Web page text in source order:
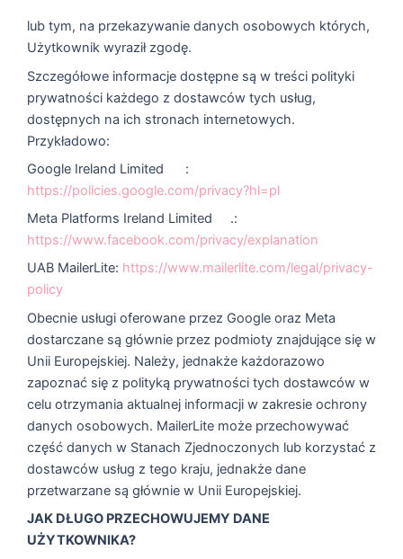
lub tym, na przekazywanie danych osobowych których,
Użytkownik wyraził zgodę.
Szczegółowe informacje dostępne są w treści polityki
prywatności każdego z dostawców tych usług,
dostępnych na ich stronach internetowych.
Przykładowo:
Google Ireland Limited
:
https://policies.google.com/privacy?hl=pl
Meta Platforms Ireland Limited
.:
https://www.facebook.com/privacy/explanation
UAB MailerLite: https://www.mailerlite.com/legal/privacy-
policy
Obecnie usługi oferowane przez Google oraz Meta
dostarczane są głównie przez podmioty znajdujące się w
Unii Europejskiej. Należy, jednakże każdorazowo
zapoznać się z polityką prywatności tych dostawców w
celu otrzymania aktualnej informacji w zakresie ochrony
danych osobowych. MailerLite może przechowywać
część danych w Stanach Zjednoczonych lub korzystać z
dostawców usług z tego kraju, jednakże dane
przetwarzane są głównie w Unii Europejskiej.
JAK DŁUGO PRZECHOWUJEMY DANE
UŻYTKOWNIKA?